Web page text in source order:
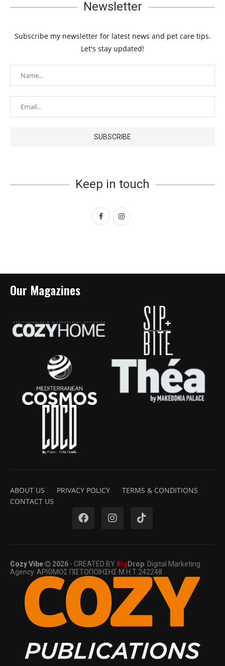
Newsletter
Subscribe my newsletter for latest news and pet care tips.
Let's stay updated!
Keep in touch
Our Magazines
ABOUT US PRIVACY POLICY
TERMS & CONDITIONS
CONTACT US
Cozy Vibe 2026 - CREATED BY Big Drop . Digital Marketing
Agency. ΑΡΙΘΜΟΣ ΠΙΣΤΟΠΟΙΗΣΗΣ Μ.Η.Τ 242248